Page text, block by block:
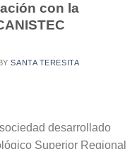
con la
SANTA TERESITA
desarrollado
Superior Regional